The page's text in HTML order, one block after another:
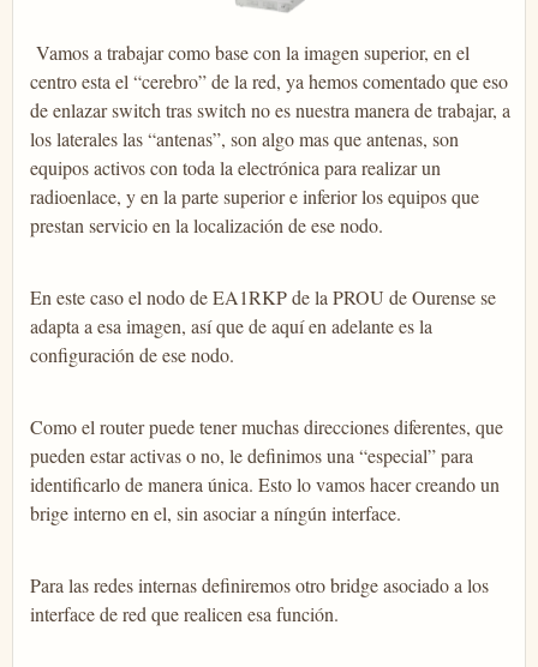
Vamos a trabajar como base con la imagen superior, en el
centro esta el “cerebro” de la red, ya hemos comentado que eso
de enlazar switch tras switch no es nuestra manera de trabajar, a
los laterales las “antenas”, son algo mas que antenas, son
equipos activos con toda la electrónica para realizar un
radioenlace, y en la parte superior e inferior los equipos que
prestan servicio en la localización de ese nodo.
En este caso el nodo de EA1RKP de la PROU de Ourense se
adapta a esa imagen, así que de aquí en adelante es la
configuración de ese nodo.
Como el router puede tener muchas direcciones diferentes, que
pueden estar activas o no, le definimos una “especial” para
identificarlo de manera única. Esto lo vamos hacer creando un
brige interno en el, sin asociar a níngún interface.
Para las redes internas definiremos otro bridge asociado a los
interface de red que realicen esa función.